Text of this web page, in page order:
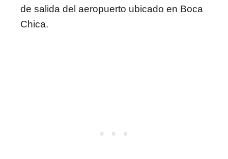
de salida del aeropuerto ubicado en Boca
Chica.